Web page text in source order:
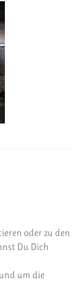
oder zu den
Du Dich
um die